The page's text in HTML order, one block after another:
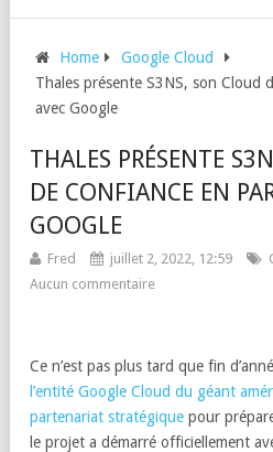
Home
Google Cloud
Thales présente S3NS, son Cloud
avec Google
THALES PRÉSENTE
DE CONFIANCE EN
GOOGLE
Fred juillet 2, 2022, 12:59
Aucun commentaire
Ce n’est pas plus tard que fin
l’entité Google Cloud du géant
partenariat stratégique pour
le projet a démarré officiellement